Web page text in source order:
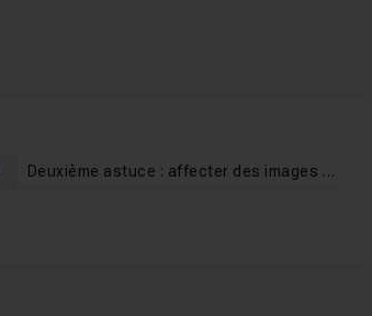
Deuxième astuce : affecter des images aux cellules Excel